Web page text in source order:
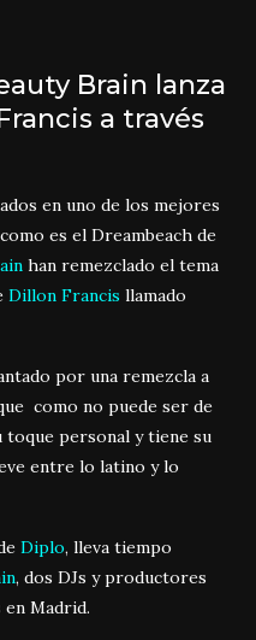
Brain lanza
a través
en uno de los mejores
es el Dreambeach de
han remezclado el tema
Dillon Francis llamado
por una remezcla a
como no puede ser de
personal y tiene su
entre lo latino y lo
Diplo, lleva tiempo
, dos DJs y productores
en Madrid.